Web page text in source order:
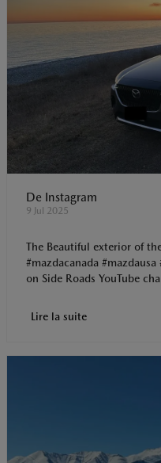
De Instagram
9 Jul 2025
The Beautiful exterior of
#mazdacanada
on Side Roads YouTube
Lire la suite
p